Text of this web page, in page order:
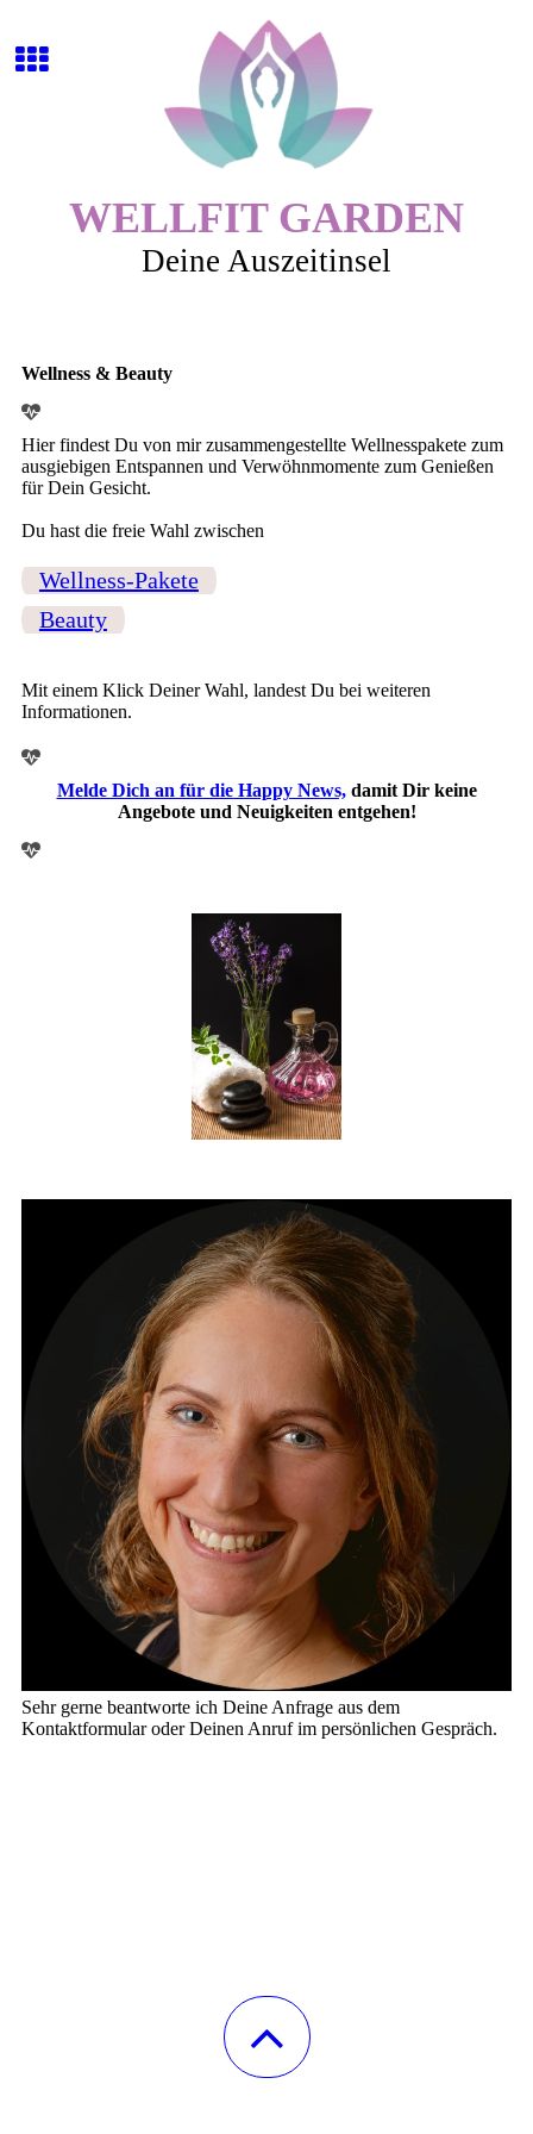
WELLFIT GARDEN
Deine Auszeitinsel
Wellness & Beauty
Hier findest Du von mir zusammengestellte Wellnesspakete zum
ausgiebigen Entspannen und Verwöhnmomente zum Genießen
für Dein Gesicht.
Du hast die freie Wahl zwischen
Wellness-Pakete
Beauty
Mit einem Klick Deiner Wahl, landest Du bei weiteren
Informationen.
Melde Dich an für die Happy News,damit Dir keine
Angebote und Neuigkeiten entgehen!
Sehr gerne beantworte ich Deine Anfrage aus dem
Kontaktformular oder Deinen Anruf im persönlichen Gespräch.